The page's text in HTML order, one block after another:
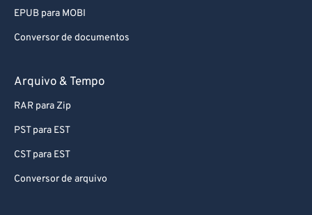
EPUB para MOBI
Conversor de documentos
Arquivo & Tempo
RAR para Zip
PST para EST
CST para EST
Conversor de arquivo